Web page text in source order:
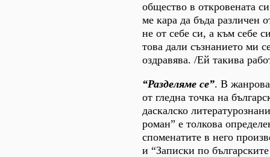
общество в откровената
ме кара да бъда различен
не от себе си, а към себе
това дали съзнанието ми
оздравява. /Ей такива
“Разделяме се”. В
от гледна точка на
даскалско
роман” е толкова
споменатите в него
и “Записки по